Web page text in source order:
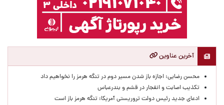
آخرین عناوین
محسن رضایی: اجازه باز شدن مسیر دوم در تنگه هرمز را نخواهیم داد
تکذیب اصابت و انفجار در قشم و بندرعباس
ادعای جدید رئیس دولت تروریستی آمریکا: تنگه هرمز باز است